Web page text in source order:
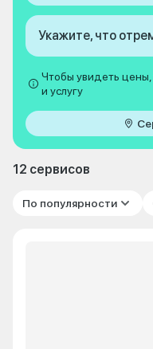
Укажите, что
Чтобы увидеть
и услугу
12 сервисов
По популярности